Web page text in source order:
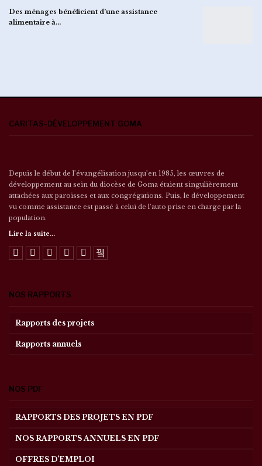
Des ménages bénéficient d’une assistance
alimentaire à…
CARITAS-DÉVELOPPEMENT GOMA
Depuis le début de l’évangélisation jusqu’en 1985, les œuvres de
développement au sein du diocèse de Goma étaient singulièrement
attachées aux paroisses et aux congrégations. Puis, le développement
vu comme assistance est passé à celui de l’auto prise en charge par la
population.
Lire la suite...
NOS RAPPORTS
Rapports des projets
Rapports annuels
NOS PDF
RAPPORTS DES PROJETS EN PDF
NOS RAPPORTS ANNUELS EN PDF
OFFRES D’EMPLOI